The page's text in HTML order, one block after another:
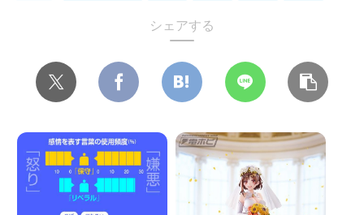
シェアする